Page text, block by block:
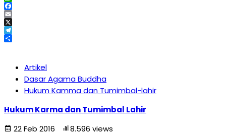
WhatsApp
Facebook
Email
X
Telegram
Artikel
Dasar Agama Buddha
Hukum Kamma dan Tumimbal-lahir
Hukum Karma dan Tumimbal Lahir
22 Feb 2016
8.596 views